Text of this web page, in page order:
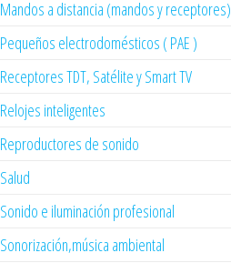
Mandos a distancia (mandos y receptores)
Pequeños electrodomésticos ( PAE )
Receptores TDT, Satélite y Smart TV
Relojes inteligentes
Reproductores de sonido
Salud
Sonido e iluminación profesional
Sonorización,música ambiental